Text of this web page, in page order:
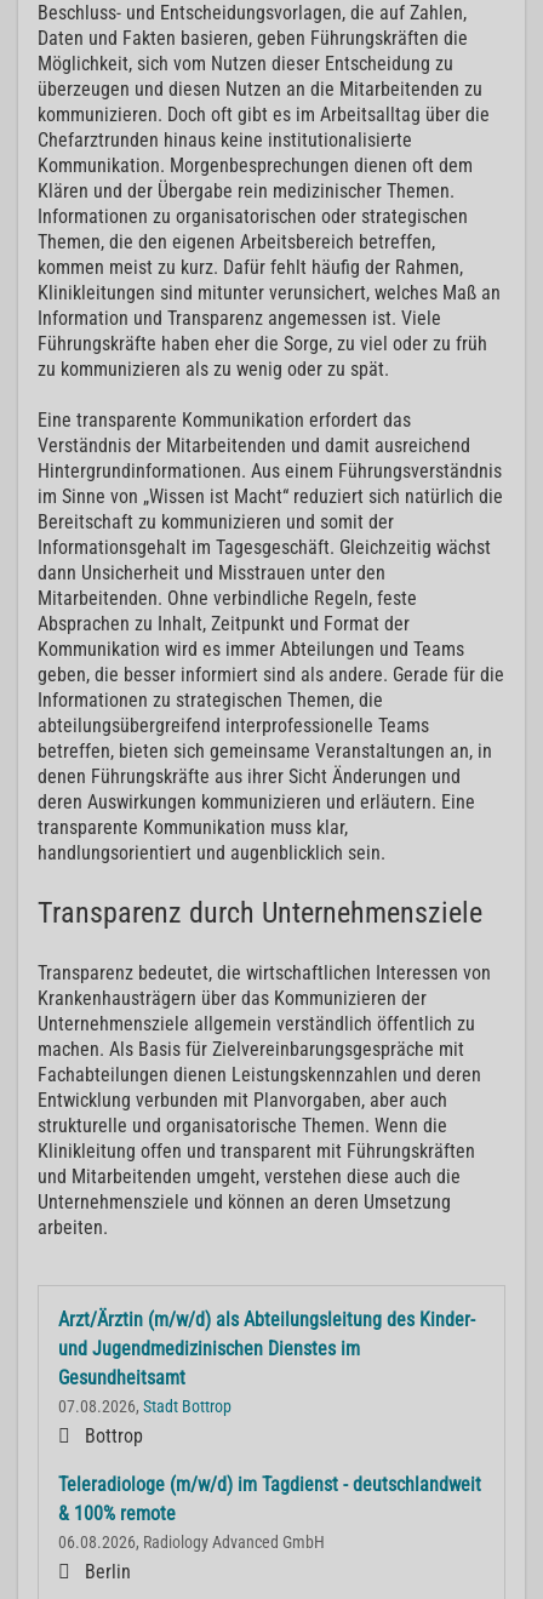
Beschluss- und Entscheidungsvorlagen, die auf Zahlen,
Daten und Fakten basieren, geben Führungskräften die
Möglichkeit, sich vom Nutzen dieser Entscheidung zu
überzeugen und diesen Nutzen an die Mitarbeitenden zu
kommunizieren. Doch oft gibt es im Arbeitsalltag über die
Chefarztrunden hinaus keine institutionalisierte
Kommunikation. Morgenbesprechungen dienen oft dem
Klären und der Übergabe rein medizinischer Themen.
Informationen zu organisatorischen oder strategischen
Themen, die den eigenen Arbeitsbereich betreffen,
kommen meist zu kurz. Dafür fehlt häufig der Rahmen,
Klinikleitungen sind mitunter verunsichert, welches Maß an
Information und Transparenz angemessen ist. Viele
Führungskräfte haben eher die Sorge, zu viel oder zu früh
zu kommunizieren als zu wenig oder zu spät.
Eine transparente Kommunikation erfordert das
Verständnis der Mitarbeitenden und damit ausreichend
Hintergrundinformationen. Aus einem Führungsverständnis
im Sinne von „Wissen ist Macht“ reduziert sich natürlich die
Bereitschaft zu kommunizieren und somit der
Informationsgehalt im Tagesgeschäft. Gleichzeitig wächst
dann Unsicherheit und Misstrauen unter den
Mitarbeitenden. Ohne verbindliche Regeln, feste
Absprachen zu Inhalt, Zeitpunkt und Format der
Kommunikation wird es immer Abteilungen und Teams
geben, die besser informiert sind als andere. Gerade für die
Informationen zu strategischen Themen, die
abteilungsübergreifend interprofessionelle Teams
betreffen, bieten sich gemeinsame Veranstaltungen an, in
denen Führungskräfte aus ihrer Sicht Änderungen und
deren Auswirkungen kommunizieren und erläutern. Eine
transparente Kommunikation muss klar,
handlungsorientiert und augenblicklich sein.
Transparenz durch Unternehmensziele
Transparenz bedeutet, die wirtschaftlichen Interessen von
Krankenhausträgern über das Kommunizieren der
Unternehmensziele allgemein verständlich öffentlich zu
machen. Als Basis für Zielvereinbarungsgespräche mit
Fachabteilungen dienen Leistungskennzahlen und deren
Entwicklung verbunden mit Planvorgaben, aber auch
strukturelle und organisatorische Themen. Wenn die
Klinikleitung offen und transparent mit Führungskräften
und Mitarbeitenden umgeht, verstehen diese auch die
Unternehmensziele und können an deren Umsetzung
arbeiten.
Arzt/Ärztin (m/w/d) als Abteilungsleitung des Kinder-
und Jugendmedizinischen Dienstes im
Gesundheitsamt
07.08.2026, Stadt Bottrop
Bottrop
Teleradiologe (m/w/d) im Tagdienst - deutschlandweit
& 100% remote
06.08.2026, Radiology Advanced GmbH
Berlin